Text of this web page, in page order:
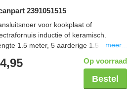
2391051515
voor kookplaat of
inductie of keramisch.
1.5 meter, 5 aarderige 1.5 mm2,
meer...
Op voorraad
Bestel